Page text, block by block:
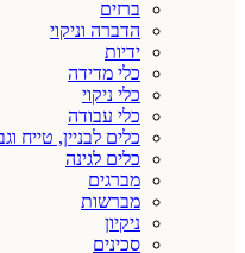
ברזים
הדברה וניקוי
ידיות
כלי מדידה
כלי ניקוי
כלי עבודה
כלים לבניין, טייח
כלים לגינה
מברגים
מברשות
ניקיון
סכינים